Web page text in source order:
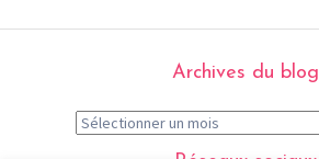
Archives du blog